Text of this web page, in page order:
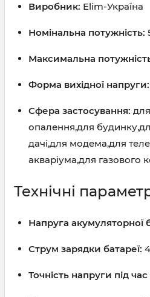
Виробник: Elim-Україна
Номінальна потужність:
Максимальна
Форма вихідної напруги:
Сфера застосування:
опалення,для
дачі,для модема,для
акваріума,для газового
Технічні
Напруга акумуляторної
Струм зарядки батареї:
Точність напруги під